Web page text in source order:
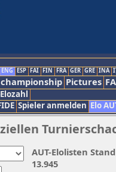
ENG ESP FAI FIN FRA GER GRE INA
championship Pictures
Spieler anmelden Elo
AUT-Elolisten
13.945